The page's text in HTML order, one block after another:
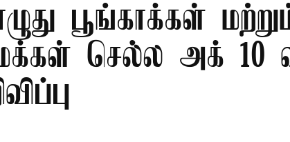
பூங்காக்கள்
செல்ல அக்